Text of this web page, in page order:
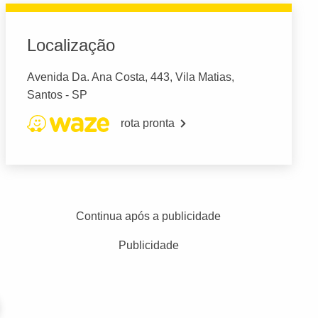
Localização
Avenida Da. Ana Costa, 443, Vila Matias,
Santos - SP
rota pronta
Continua após a publicidade
Publicidade